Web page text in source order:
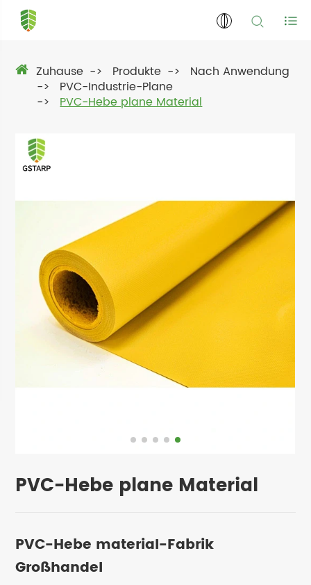
Zuhause Produkte
Nach Anwendung
PVC-Industrie-Plane
PVC-Hebe plane Material
PVC-Hebe plane Material
PVC-Hebe material-Fabrik
Großhandel